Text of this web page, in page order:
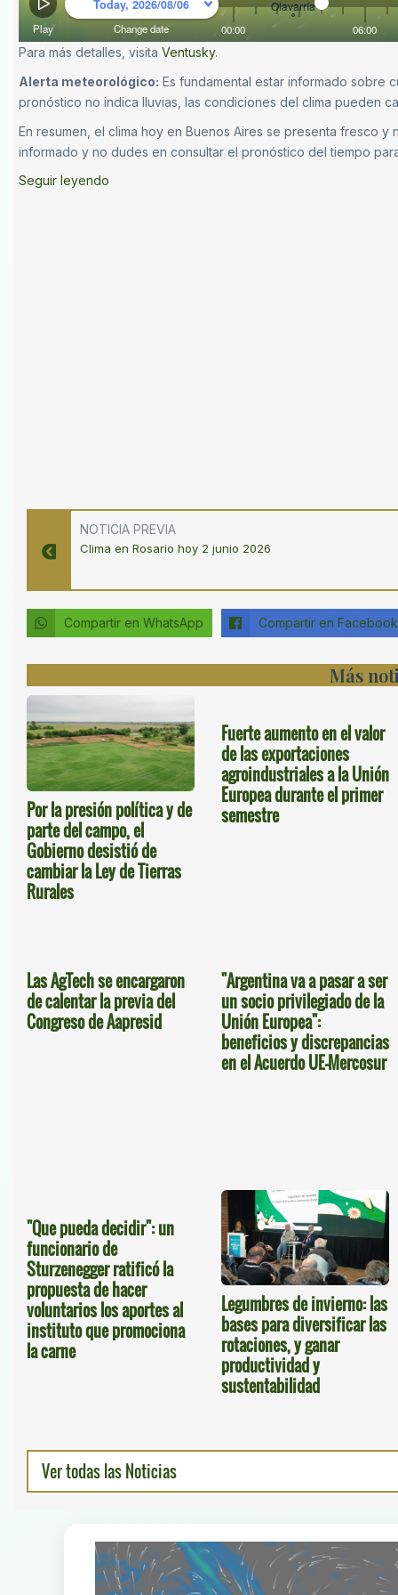
Para más detalles, visita Ventusky.
Alerta meteorológico: Es fundamental estar informado sobre
pronóstico no indica lluvias, las condiciones del clima pueden
En resumen, el clima hoy en Buenos Aires se presenta fresco
informado y no dudes en consultar el pronóstico del tiempo
Seguir leyendo
NOTICIA PREVIA
Clima en Rosario hoy 2 junio 2026
Compartir en WhatsApp Compartir en Facebook
Más
Por la presión política y de
parte del campo, el
Gobierno desistió de
cambiar la Ley de Tierras
Rurales
Fuerte aumento en el valor
de las exportaciones
agroindustriales a la Unión
Europea durante el primer
semestre
Las AgTech se encargaron
de calentar la previa del
Congreso de Aapresid
"Argentina va a pasar a ser
un socio privilegiado de la
Unión Europea":
beneficios y discrepancias
en el Acuerdo UE-Mercosur
"Que pueda decidir": un
funcionario de
Sturzenegger ratificó la
propuesta de hacer
voluntarios los aportes al
instituto que promociona
la carne
Legumbres de invierno: las
bases para diversificar las
rotaciones, y ganar
productividad y
sustentabilidad
Ver todas las Noticias